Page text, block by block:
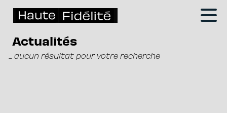
Actualités
... aucun résultat pour votre recherche